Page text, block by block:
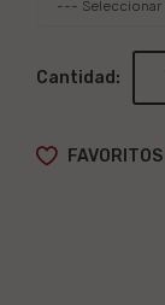
Cantidad:
FAVORITOS